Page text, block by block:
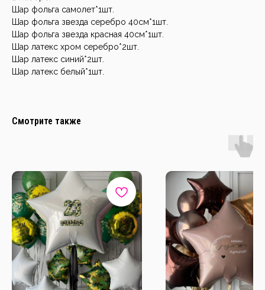
Шар фольга самолет*1шт.
Шар фольга звезда серебро 40см*1шт.
Шар фольга звезда красная 40см*1шт.
Шар латекс хром серебро*2шт.
Шар латекс синий*2шт.
Шар латекс белый*1шт.
Смотрите также